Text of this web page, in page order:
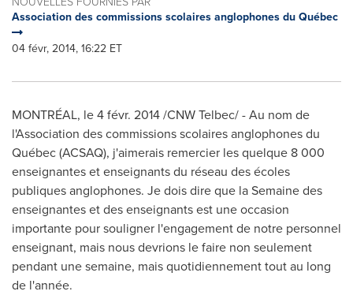
Association des commissions scolaires anglophones du Québec
04 févr, 2014, 16:22 ET
MONTRÉAL, le 4 févr. 2014 /CNW Telbec/ - Au nom de
l'Association des commissions scolaires anglophones du
Québec (ACSAQ), j'aimerais remercier les quelque 8 000
enseignantes et enseignants du réseau des écoles
publiques anglophones. Je dois dire que la Semaine des
enseignantes et des enseignants est une occasion
importante pour souligner l'engagement de notre personnel
enseignant, mais nous devrions le faire non seulement
pendant une semaine, mais quotidiennement tout au long
de l'année.